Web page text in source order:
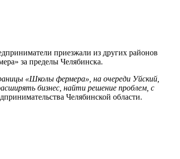
приезжали из других районов
за пределы Челябинска.
«Школы фермера», на очереди Уйский,
бизнес, найти решение проблем, с
Челябинской области.